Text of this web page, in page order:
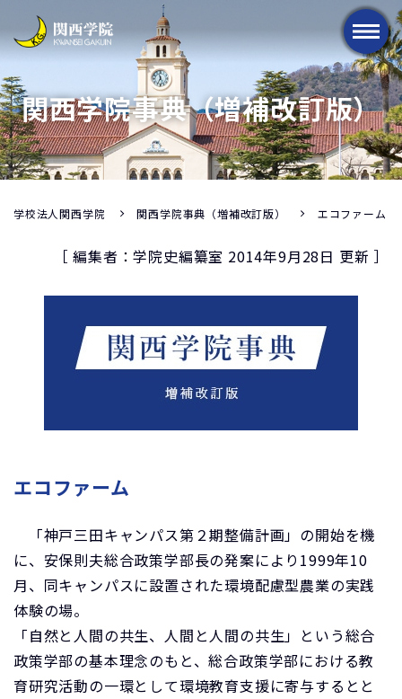
メニュー
関西学院事典（増補改訂版）
学校法人関西学院 関西学院事典（増補改訂版） エコファーム
［ 編集者：学院史編纂室 2014年9月28日 更新 ］
エコファーム
「神戸三田キャンパス第２期整備計画」の開始を機
に、安保則夫総合政策学部長の発案により1999年10
月、同キャンパスに設置された環境配慮型農業の実践
体験の場。
「自然と人間の共生、人間と人間の共生」という総合
政策学部の基本理念のもと、総合政策学部における教
育研究活動の一環として環境教育支援に寄与するとと